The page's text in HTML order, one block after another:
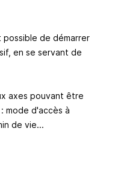
de démarrer
en se servant de
axes pouvant être
mode d'accès à
de vie...